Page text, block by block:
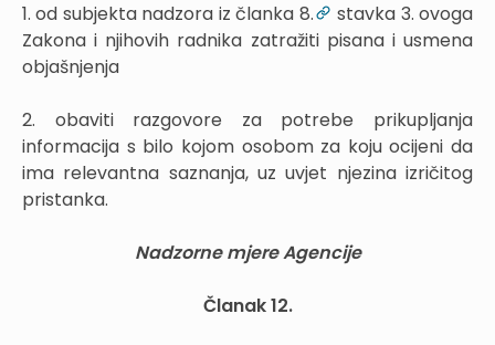
1. od subjekta nadzora iz članka 8.
stavka 3. ovoga
Zakona i njihovih radnika zatražiti pisana i usmena
objašnjenja
2. obaviti razgovore za potrebe prikupljanja
informacija s bilo kojom osobom za koju ocijeni da
ima relevantna saznanja, uz uvjet njezina izričitog
pristanka.
Nadzorne mjere Agencije
Članak 12.